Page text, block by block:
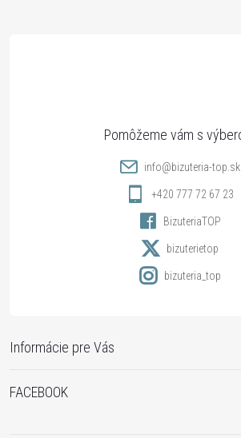
Informácie pre Vás
info@bizuteria-top.sk
+420 777 72 67 23
BizuteriaTOP
bizuterietop
bizuteria_top
FACEBOOK